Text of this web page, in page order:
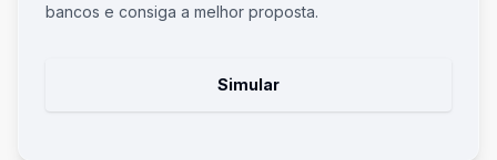
bancos e consiga a melhor proposta.
Simular